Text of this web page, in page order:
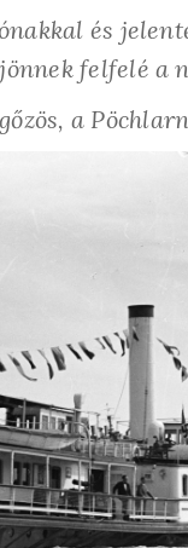
és
felfelé a
a